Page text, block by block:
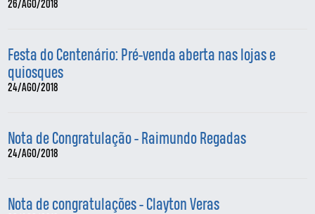
26/AGO/2018
Festa do Centenário: Pré-venda aberta nas lojas e
quiosques
24/AGO/2018
Nota de Congratulação - Raimundo Regadas
24/AGO/2018
Nota de congratulações - Clayton Veras